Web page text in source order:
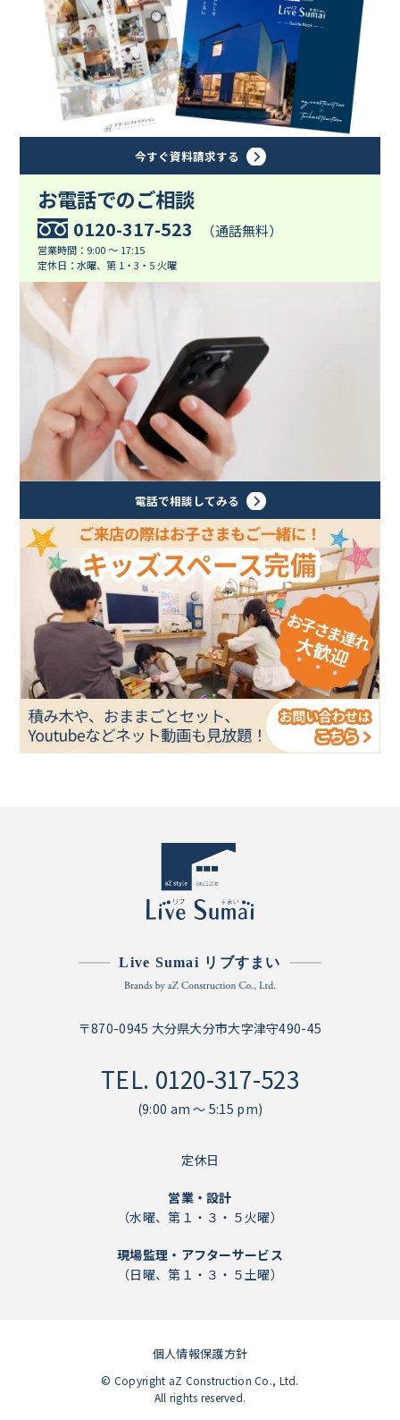
今すぐ資料請求する
お電話でのご相談
0120-317-523 （通話無料）
営業時間：9:00 ～ 17:15
定休日：水曜、第 1・3・5 火曜
電話で相談してみる
Live Sumai リブすまい
〒870-0945 大分県大分市大字津守490-45
TEL. 0120-317-523
(9:00 am ～ 5:15 pm)
定休日
営業・設計
（水曜、第１・３・５火曜）
現場監理・アフターサービス
（日曜、第１・３・５土曜）
個人情報保護方針
© Copyright aZ Construction Co., Ltd.
All rights reserved.